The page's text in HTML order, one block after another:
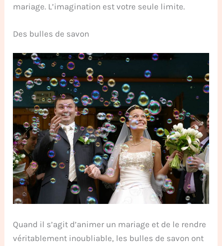
mariage. L’imagination est votre seule limite.
Des bulles de savon
Quand il s’agit d’animer un mariage et de le rendre
véritablement inoubliable, les bulles de savon ont